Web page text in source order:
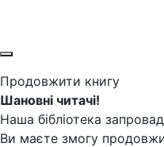
Продовжити книгу
Шановні читачі!
Наша бібліотека
Ви маєте змогу